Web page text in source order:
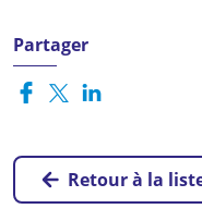
Partager
Retour à la